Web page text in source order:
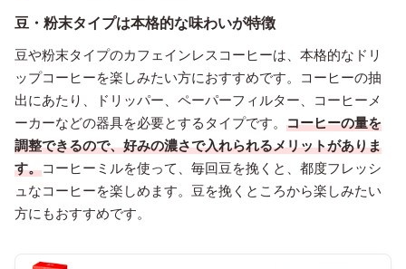
豆・粉末タイプは本格的な味わいが特徴
豆や粉末タイプのカフェインレスコーヒーは、本格的なドリ
ップコーヒーを楽しみたい方におすすめです。コーヒーの抽
出にあたり、ドリッパー、ペーパーフィルター、コーヒーメ
ーカーなどの器具を必要とするタイプです。 コーヒーの量を
調整できるので、好みの濃さで入れられるメリットがありま
す。コーヒーミルを使って、毎回豆を挽くと、都度フレッシ
ュなコーヒーを楽しめます。豆を挽くところから楽しみたい
方にもおすすめです。